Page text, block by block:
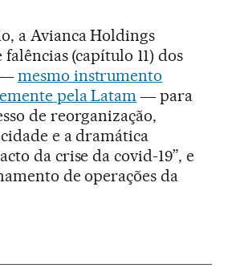
a Avianca Holdings
(capítulo 11) dos
―mesmo instrumento
pela Latam ― para
de reorganização,
e a dramática
da crise da covid-19”, e
de operações da